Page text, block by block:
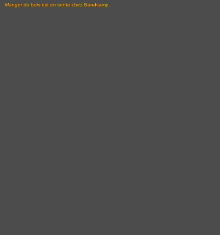
Manger du bois est en vente chez Bandcamp